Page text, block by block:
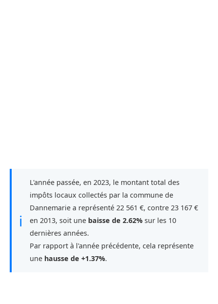
ℹ
L'année passée, en 2023, le montant total des
impôts locaux collectés par la commune de
Dannemarie a représenté 22 561 €, contre 23 167 €
en 2013, soit une baisse de 2.62% sur les 10
dernières années.
Par rapport à l'année précédente, cela représente
une hausse de +1.37%.